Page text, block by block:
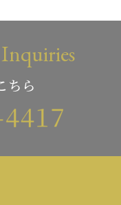
ちら